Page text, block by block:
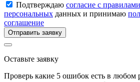
Подтверждаю согласие с
персональных данных и принимаю
соглашение
Отправить заявку
Оставьте заявку
Проверь какие 5 ошибок есть в любом